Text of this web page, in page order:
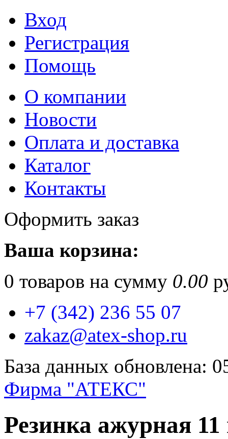
Вход
Регистрация
Помощь
О компании
Новости
Оплата и доставка
Каталог
Контакты
Оформить заказ
Ваша корзина:
0 товаров на сумму 0.00
+7 (342) 236 55 07
zakaz@atex-shop.ru
База данных обновлена:
Фирма "АТЕКС"
Резинка ажурная